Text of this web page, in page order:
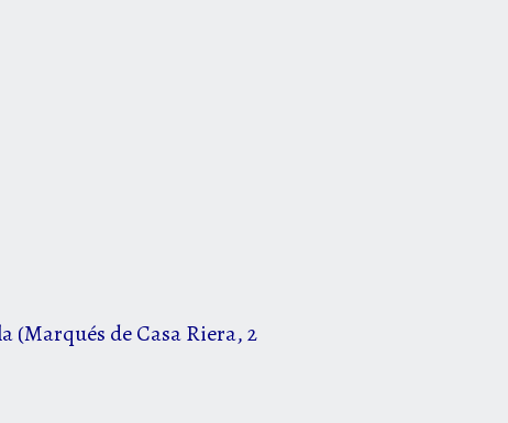
(Marqués de Casa Riera, 2